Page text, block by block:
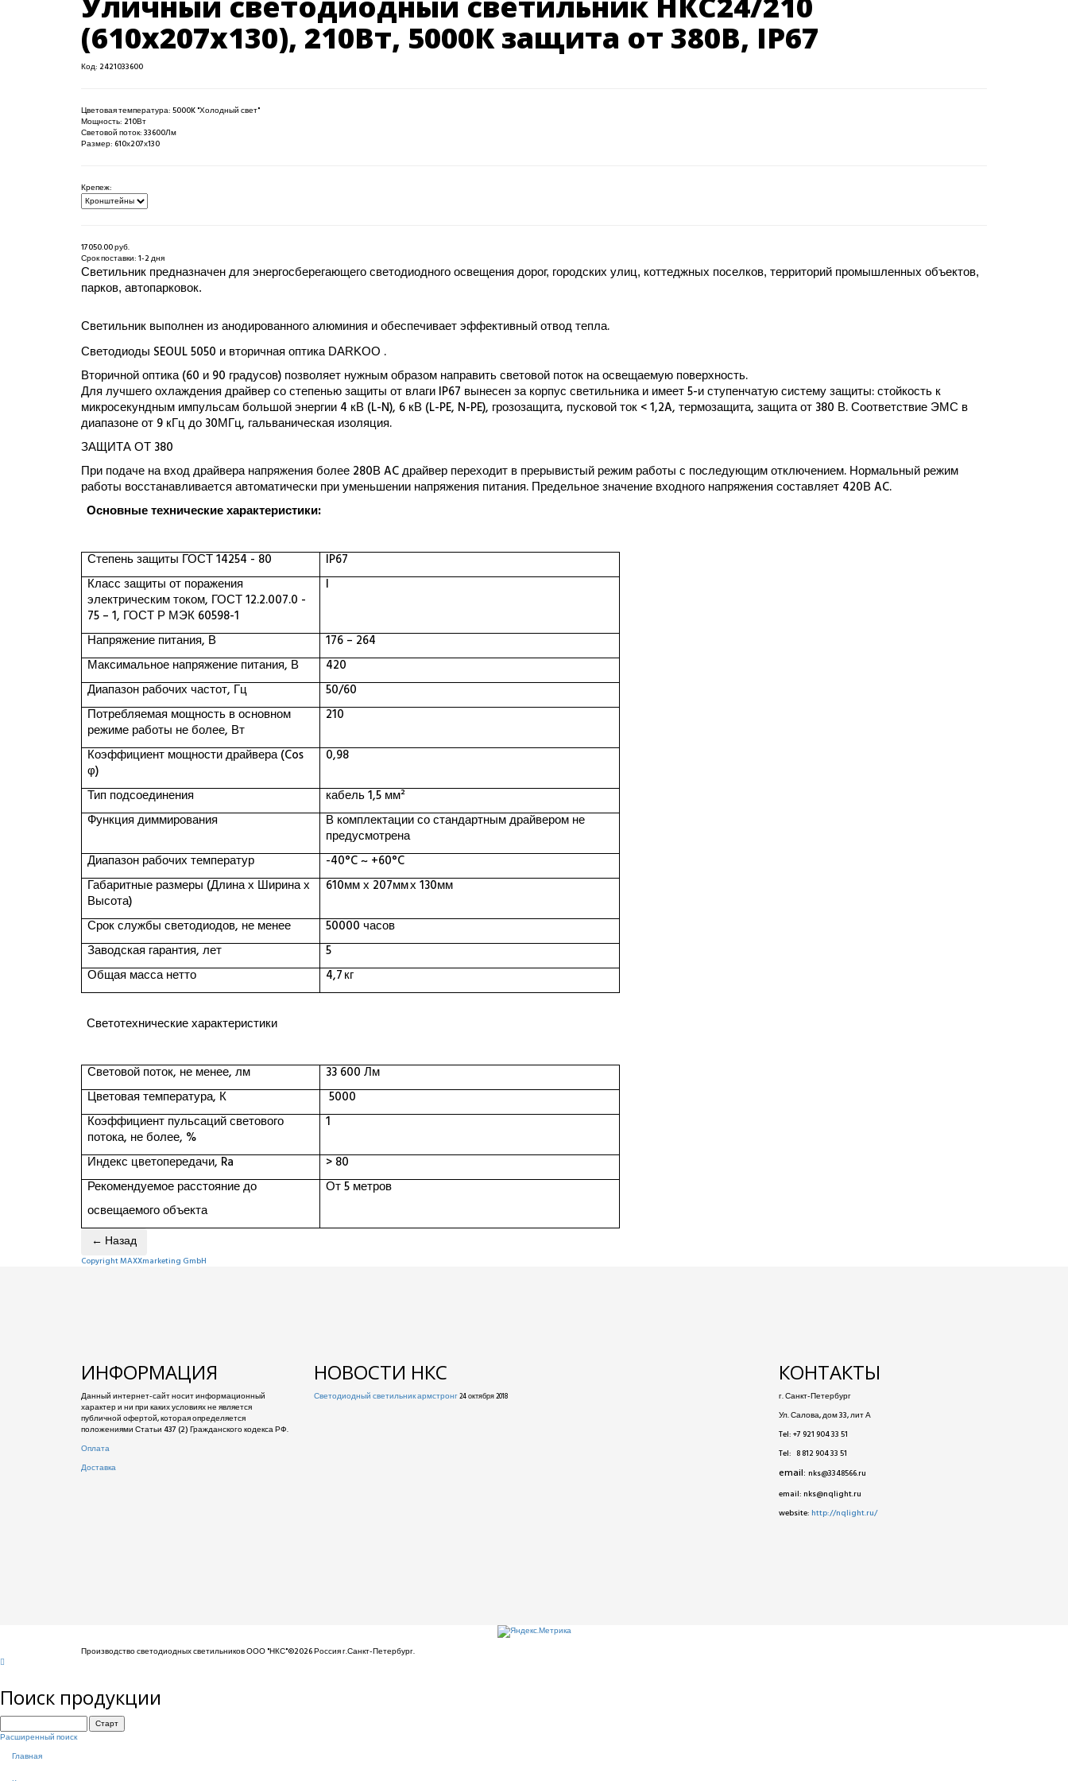
(610х207х130), 210Вт, 5000К защита от 380В, IP67
Код: 2421033600
Цветовая температура:5000K "Холодный свет"
Мощность: 210Вт
Световой поток:33600Лм
Размер: 610х207х130
Крепеж:
17050.00 руб.
Срок поставки:1-2 дня
Светильник предназначен для энергосберегающего светодиодного освещения дорог, городских улиц, коттеджных поселков, территорий промышленных объектов,
парков, автопарковок.
Светильник выполнен из анодированного алюминия и обеспечивает эффективный отвод тепла.
Светодиоды SEOUL5050 и вторичная оптика DARKOO .
Вторичной оптика (60 и 90 градусов) позволяет нужным образом направить световой поток на освещаемую поверхность.
Для лучшего охлаждения драйвер со степенью защиты от влаги IP67 вынесен за корпус светильника и имеет 5-и ступенчатую систему защиты:стойкость к
микросекундным импульсам большой энергии 4 кВ (L-N), 6 кВ (L-PE, N-PE), грозозащита, пусковой ток < 1,2A, термозащита, защита от 380 В.Соответствие ЭМС в
диапазоне от 9 кГц до 30МГц, гальваническая изоляция.
ЗАЩИТА ОТ 380
При подаче на вход драйвера напряжения более 280ВACдрайвер переходит в прерывистый режим работы с последующим отключением. Нормальный режим
работы восстанавливается автоматически при уменьшении напряжения питания. Предельное значение входного напряжения составляет 420ВAC.
Основные технические характеристики:
Степень защиты ГОСТ 14254 - 80
IP67
Класс защиты от поражения
электрическим током, ГОСТ 12.2.007.0 -
75 – 1, ГОСТ Р МЭК 60598-1
I
Напряжение питания, В
176 – 264
Максимальное напряжение питания, В
420
Диапазон рабочих частот, Гц
50/60
Потребляемая мощность в основном
режиме работы не более, Вт
210
Коэффициент мощности драйвера (Cos
φ)
0,98
Тип подсоединения
кабель 1,5 мм²
Функция диммирования
В комплектации со стандартным драйвером не
предусмотрена
Диапазон рабочих температур
-40°C ~ +60°C
Габаритные размеры (Длина х Ширина х
Высота)
610мм х 207ммх130мм
Срок службы светодиодов, не менее
50000 часов
Заводская гарантия, лет
5
Общая масса нетто
4,7кг
Светотехнические характеристики
Световой поток, не менее, лм
33 600 Лм
Цветовая температура, К
5000
Коэффициент пульсаций светового
потока, не более, %
1
Индекс цветопередачи, Ra > 80
Рекомендуемое расстояние до
освещаемого объекта
От 5 метров
Copyright MAXXmarketing GmbH
ИНФОРМАЦИЯ
Данный интернет-сайт носит информационный
характер и ни при каких условиях не является
публичной офертой, которая определяется
положениями Статьи 437 (2) Гражданского кодекса РФ.
Оплата
Доставка
НОВОСТИ НКС
Светодиодный светильник армстронг24 октября 2018
КОНТАКТЫ
г. Санкт-Петербург
Ул. Салова, дом 33, лит А
Tel: +7 921 904 33 51
Tel: 8 812 904 33 51
email: nks@3348566.ru
email: nks@nqlight.ru
website: http://nqlight.ru/
Производство светодиодных светильников ООО "НКС"©2026 Россия г.Санкт-Петербург.
Поиск продукции
Расширенный поиск
Главная